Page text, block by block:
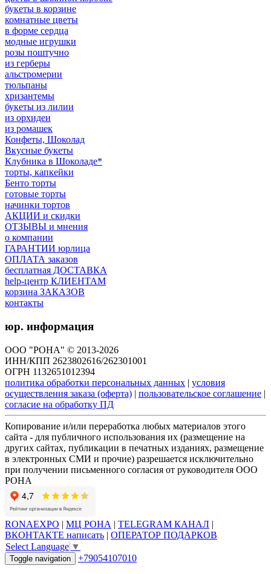
букеты в корзине
комнатные цветы
в форме сердца
модные игрушки
розы поштучно
из герберы
альстромерии
тюльпаны
хризантемы
букеты из лилии
из орхидеи
из ромашек
Конфеты, Шоколад
Вкусные букеты
Клубника в Шоколаде*
торты, капкейки
Бенто торты
готовые торты
начинки тортов
АКЦИИ и скидки
ОТЗЫВЫ и мнения
о компании
ГАРАНТИИ юрлица
ОПЛАТА заказов
бесплатная ДОСТАВКА
help-центр КЛИЕНТАМ
корзина ЗАКАЗОВ
контакты
юр. информация
ООО "РОНА" © 2013-2026
ИНН/КПП 2623802616/262301001
ОГРН 1132651012394
политика обработки персональных данных | условия
осуществления заказа (оферта) | пользовательское соглашение |
согласие на обработку ПД
Копирование и/или переработка любых материалов этого
сайта - для публичного использования их (размещение на
других сайтах, публикации в печатных изданиях, размещение
в электронных СМИ и прочие) разрешается исключительно
при получении письменного согласия от руководителя ООО
РОНА
RONAEXPO | МЦ РОНА | TELEGRAM КАНАЛ |
ВКОНТАКТЕ написать | ОПЕРАТОР ПОДАРКОВ
Select Language ▼
Toggle navigation +79054107010